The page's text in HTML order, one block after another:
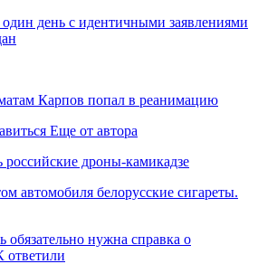
день с идентичными заявлениями
Карпов попал в реанимацию
Еще от автора
российские дроны-камикадзе
автомобиля белорусские сигареты.
обязательно нужна справка о
ответили